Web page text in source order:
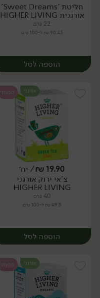
יח׳
חליטת 'Sweet Dreams'
אורגנית HIGHER LIVING
22 גרם
90.45 ₪ ל-100 גרם
הוספה לסל
יח׳
אורגני טבעוני
19.90
₪/ יח׳
צ'אי ירוק אורגני
HIGHER LIVING
40 גרם
49.75 ₪ ל-100 גרם
הוספה לסל
אורגני טבעוני